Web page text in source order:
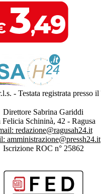
- Testata registrata presso
Direttore Sabrina Gariddi
Felicia Schininà, 42 - Ragusa
redazione@ragusah24.it
amministrazione@pressh24.it
Iscrizione ROC n° 25862